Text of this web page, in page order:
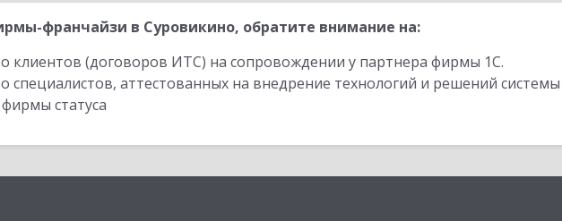
франчайзи в Суровикино, обратите внимание на:
клиентов (договоров ИТС) на сопровождении у партнера фирмы 1С.
специалистов, аттестованных на внедрение технологий и решений
статуса